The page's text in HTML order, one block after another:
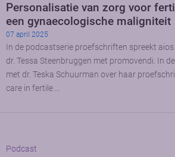
Personalisatie van zorg voor
een gynaecologische maligniteit
07 april 2025
In de podcastserie proefschriften spreekt
dr. Tessa Steenbruggen met promovendi. In
met dr. Teska Schuurman over haar
care in fertile …
Podcast